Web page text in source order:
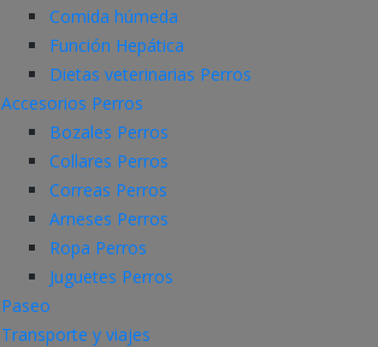
Comida húmeda
Función Hepática
Dietas veterinarias Perros
Accesorios Perros
Bozales Perros
Collares Perros
Correas Perros
Arneses Perros
Ropa Perros
Juguetes Perros
Paseo
Transporte y viajes